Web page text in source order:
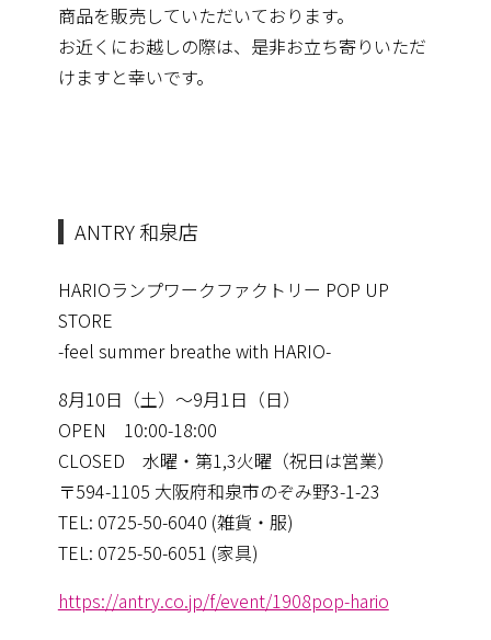
商品を販売していただいております。
お近くにお越しの際は、是非お立ち寄りいただ
けますと幸いです。
ANTRY 和泉店
HARIOランプワークファクトリー POP UP
STORE
-feel summer breathe with HARIO-
8月10日（土）～9月1日（日）
OPEN 10:00-18:00
CLOSED 水曜・第1,3火曜（祝日は営業）
〒594-1105 大阪府和泉市のぞみ野3-1-23
TEL: 0725-50-6040 (雑貨・服)
TEL: 0725-50-6051 (家具)
https://antry.co.jp/f/event/1908pop-hario